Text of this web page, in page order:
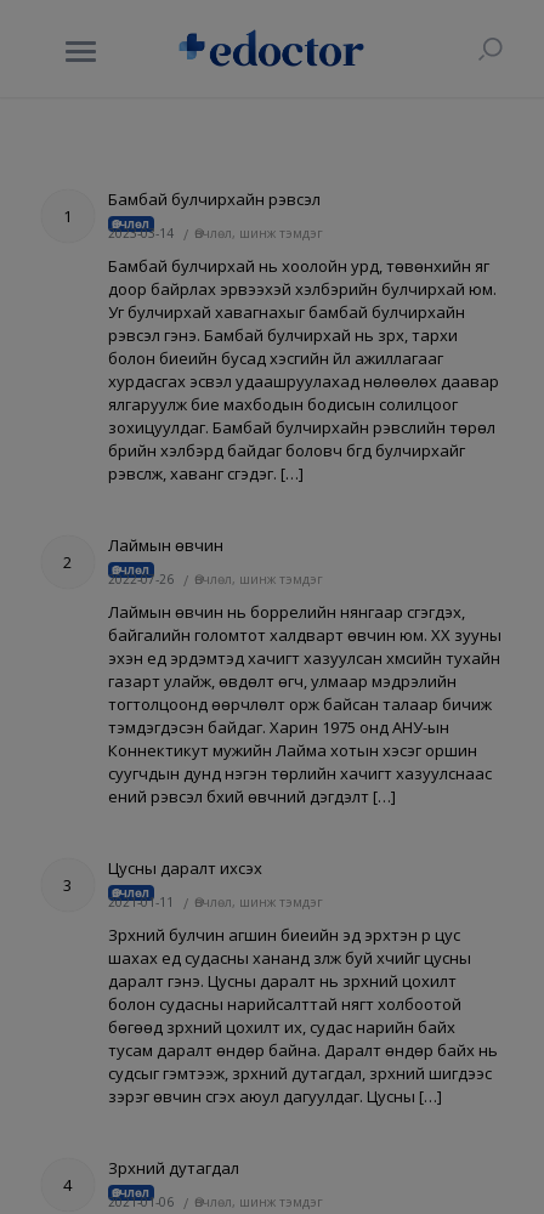
1
Бамбай булчирхайн үрэвсэл
Өвчлөл
2023-03-14 / Өвчлөл, шинж тэмдэг
Бамбай булчирхай нь хоолойн урд, төвөнхийн яг
доор байрлах эрвээхэй хэлбэрийн булчирхай юм.
Уг булчирхай хавагнахыг бамбай булчирхайн
үрэвсэл гэнэ. Бамбай булчирхай нь зүрх, тархи
болон биеийн бусад хэсгийн үйл ажиллагааг
хурдасгах эсвэл удаашруулахад нөлөөлөх даавар
ялгаруулж бие махбодын бодисын солилцоог
зохицуулдаг. Бамбай булчирхайн үрэвслийн төрөл
бүрийн хэлбэрүүд байдаг боловч бүгд булчирхайг
үрэвсүүлж, хаванг үүсгэдэг. […]
2
Лаймын өвчин
Өвчлөл
2022-07-26 / Өвчлөл, шинж тэмдэг
Лаймын өвчин нь боррелийн нянгаар үүсгэгдэх,
байгалийн голомтот халдварт өвчин юм. ХХ зууны
эхэн үед эрдэмтэд хачигт хазуулсан хүмүүсийн тухайн
газарт улайж, өвдөлт өгч, улмаар мэдрэлийн
тогтолцоонд өөрчлөлт орж байсан талаар бичиж
тэмдэгдэсэн байдаг. Харин 1975 онд АНУ-ын
Коннектикут мужийн Лайма хотын хэсэг оршин
суугчдын дунд нэгэн төрлийн хачигт хазуулснаас
үений үрэвсэл бүхий өвчний дэгдэлт […]
3
Цусны даралт ихсэх
Өвчлөл
2021-01-11 / Өвчлөл, шинж тэмдэг
Зүрхний булчин агшин биеийн эд эрхтэн рүү цус
шахах үед судасны хананд үзүүлж буй хүчийг цусны
даралт гэнэ. Цусны даралт нь зүрхний цохилт
болон судасны нарийсалттай нягт холбоотой
бөгөөд зүрхний цохилт их, судас нарийн байх
тусам даралт өндөр байна. Даралт өндөр байх нь
судсыг гэмтээж, зүрхний дутагдал, зүрхний шигдээс
зэрэг өвчин үүсгэх аюул дагуулдаг. Цусны […]
4
Зүрхний дутагдал
Өвчлөл
2021-01-06 / Өвчлөл, шинж тэмдэг